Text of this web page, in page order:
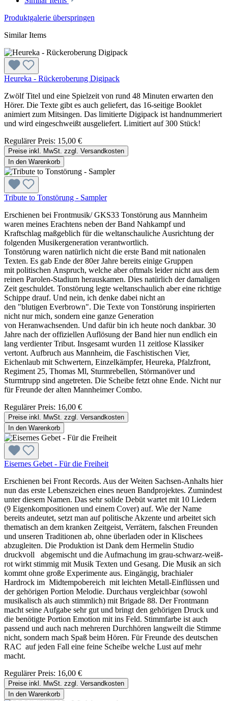
Produktgalerie überspringen
Similar Items
Heureka - Rückeroberung Digipack
Zwölf Titel und eine Spielzeit von rund 48 Minuten erwarten den
Hörer. Die Texte gibt es auch geliefert, das 16-seitige Booklet
animiert zum Mitsingen. Das limitierte Digipack ist handnummeriert
und wird eingeschweißt ausgeliefert. Limitiert auf 300 Stück!
Regulärer Preis: 15,00 €
Preise inkl. MwSt. zzgl. Versandkosten
In den Warenkorb
Tribute to Tonstörung - Sampler
Erschienen bei Frontmusik/ GKS33 Tonstörung aus Mannheim
waren meines Erachtens neben der Band Nahkampf und
Kraftschlag maßgeblich für die weltanschauliche Ausrichtung der
folgenden Musikergeneration verantwortlich.
Tonstörung waren natürlich nicht die erste Band mit nationalen
Texten. Es gab Ende der 80er Jahre bereits einige Gruppen
mit politischen Anspruch, welche aber oftmals leider nicht aus dem
reinen Parolen-Stadium herauskamen. Dies natürlich der damaligen
Zeit geschuldet. Tonstörung legte weltanschaulich aber eine richtige
Schippe drauf. Und nein, ich denke dabei nicht an
den "blutigen Everbrown". Die Texte von Tonstörung inspirierten
nicht nur mich, sondern eine ganze Generation
von Heranwachsenden. Und dafür bin ich heute noch dankbar. 30
Jahre nach der offiziellen Auflösung der Band hier nun endlich ein
lang verdienter Tribut. Insgesamt wurden 11 zeitlose Klassiker
vertont. Aufbruch aus Mannheim, die Faschistischen Vier,
Eichenlaub mit Schwertern, Einzelkämpfer, Heureka, Pfalzfront,
Regiment 25, Thomas Ml, Sturmrebellen, Störmanöver und
Sturmtrupp sind angetreten. Die Scheibe fetzt ohne Ende. Nicht nur
für Freunde der alten Mannheimer Combo.
Regulärer Preis: 16,00 €
Preise inkl. MwSt. zzgl. Versandkosten
In den Warenkorb
Eisernes Gebet - Für die Freiheit
Erschienen bei Front Records. Aus der Weiten Sachsen-Anhalts hier
nun das erste Lebenszeichen eines neuen Bandprojektes. Zumindest
unter diesem Namen. Das sehr solide Debüt wartet mit 10 Liedern
(9 Eigenkompositionen und einem Cover) auf. Wie der Name
bereits andeutet, setzt man auf politische Akzente und arbeitet sich
thematisch an dem kranken Zeitgeist, Verrätern, falschen Freunden
und unseren Traditionen ab, ohne überladen oder in Klischees
abzugleiten. Die Produktion ist Dank dem Hermelin Studio
druckvoll abgemischt und die Aufmachung im grau-schwarz-weiß-
rot wirkt stimmig mit Musik Texten und Gesang. Die Musik an sich
kommt ohne große Experimente aus. Eingängig, brachialer
Hardrock im Midtempobereich mit leichten Metall-Einflüssen und
der gehörigen Portion Melodie. Durchaus vergleichbar (sowohl
musikalisch als auch stimmlich) mit Brigade 88. Der Frontmann
macht seine Aufgabe sehr gut und bringt den gehörigen Druck und
die benötigte Portion Emotion mit ins Feld. Stimmfarbe ist auch
passend und auch nach mehreren Durchhören langweilt die Stimme
nicht, sondern mach Spaß beim Hören. Für Freunde des deutschen
RAC auf jeden Fall eine feine Scheibe welche Lust auf mehr
macht.
Regulärer Preis: 16,00 €
Preise inkl. MwSt. zzgl. Versandkosten
In den Warenkorb